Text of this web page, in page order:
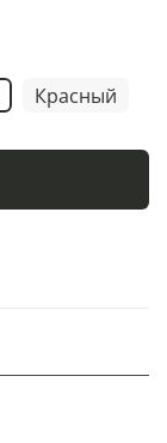
Красный